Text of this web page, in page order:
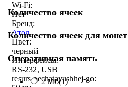
Количество ячеек
Количество ячеек для монет
Оперативная память
2 Мб(1)
Wi-Fi:
Нет
Бренд:
Атол
Цвет:
черный
Интерфейсы:
RS-232, USB
resurs-pechatayushhej-go: